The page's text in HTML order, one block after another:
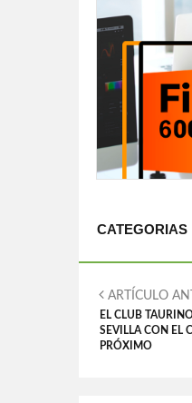
CATEGORIAS
ARTÍCULO
EL CLUB
SEVILLA CON EL
PRÓXIMO